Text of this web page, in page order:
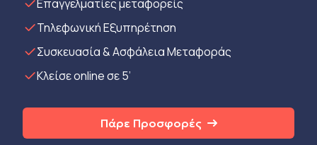
Eπαγγελματίες μεταφορείς
Τηλεφωνική Εξυπηρέτηση
Συσκευασία & Ασφάλεια Μεταφοράς
Κλείσε online σε 5’
Πάρε Προσφορές